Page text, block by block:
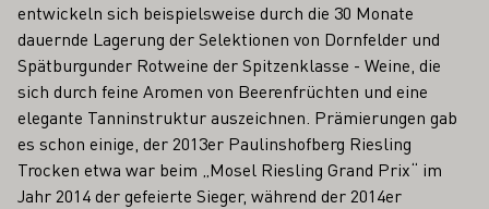
entwickeln sich beispielsweise durch die 30 Monate
dauernde Lagerung der Selektionen von Dornfelder und
Spätburgunder Rotweine der Spitzenklasse - Weine, die
sich durch feine Aromen von Beerenfrüchten und eine
elegante Tanninstruktur auszeichnen. Prämierungen gab
es schon einige, der 2013er Paulinshofberg Riesling
Trocken etwa war beim „Mosel Riesling Grand Prix“ im
Jahr 2014 der gefeierte Sieger, während der 2014er